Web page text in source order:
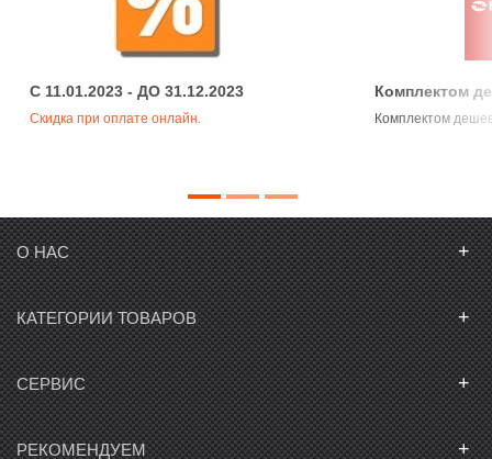
C 11.01.2023 - ДО 31.12.2023
Скидка при оплате онлайн.
Комплектом
Комплектом
О НАС +
КАТЕГОРИИ ТОВАРОВ +
СЕРВИС +
РЕКОМЕНДУЕМ +